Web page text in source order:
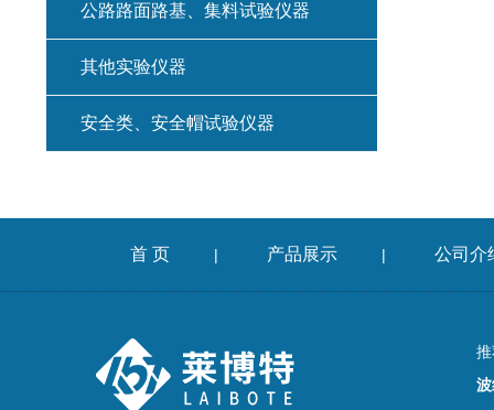
公路路面路基、集料试验仪器
其他实验仪器
安全类、安全帽试验仪器
首 页 | 产品展示 | 公司介